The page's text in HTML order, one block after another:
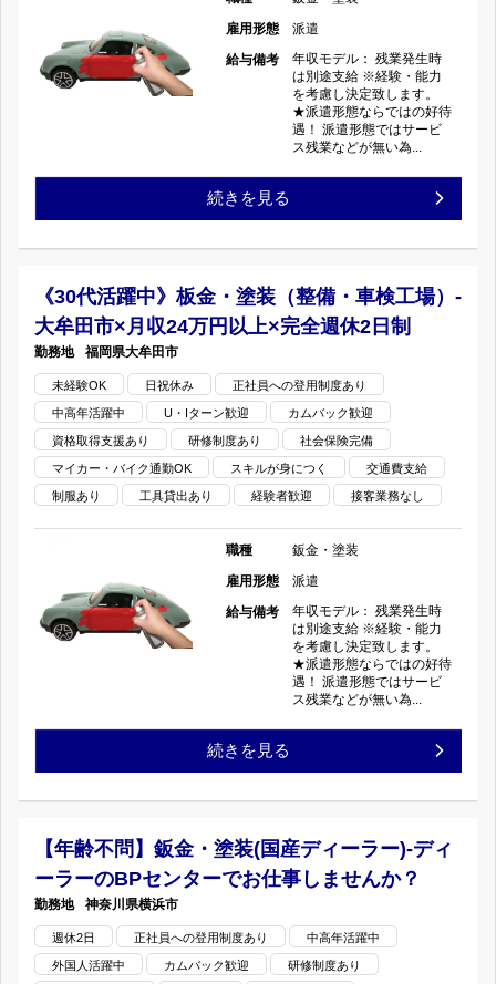
日・
待
遇
求
人！
の
場）-
ブ
ン
OK！
鈑
金
塗
方、
急
募！！
の
雇用形態
派遣
給与備考
年収モデル： 残業発生時
は別途支給 ※経験・能力
を考慮し決定致します。
★派遣形態ならではの好待
遇！ 派遣形態ではサービ
ス残業などが無い為...
《経
者
求》
板
金・
塗
装
（整
工
場）-
賀
×
続きを見る
《30代活躍中》板金・塗装（整備・車検工場）-
大牟田市×月収24万円以上×完全週休2日制
福岡県大牟田市
未経験OK 日祝休み 正社員への登用制度あり
中高年活躍中 U・Iターン歓迎 カムバック歓迎
資格取得支援あり 研修制度あり 社会保険完備
マイカー・バイク通勤OK スキルが身につく 交通費支給
制服あり 工具貸出あり 経験者歓迎 接客業務なし
職種
鈑金・塗装
雇用形態
派遣
給与備考
年収モデル： 残業発生時
は別途支給 ※経験・能力
を考慮し決定致します。
★派遣形態ならではの好待
遇！ 派遣形態ではサービ
ス残業などが無い為...
《30
活
躍
中》
板
続きを見る
【年齢不問】鈑金・塗装(国産ディーラー)-ディ
ーラーのBPセンターでお仕事しませんか？
神奈川県横浜市
週休2日 正社員への登用制度あり 中高年活躍中
外国人活躍中 カムバック歓迎 研修制度あり